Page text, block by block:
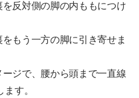
反対側の脚の内ももにつけ
もう一方の脚に引き寄せま
ジで、腰から頭まで一直線
す。